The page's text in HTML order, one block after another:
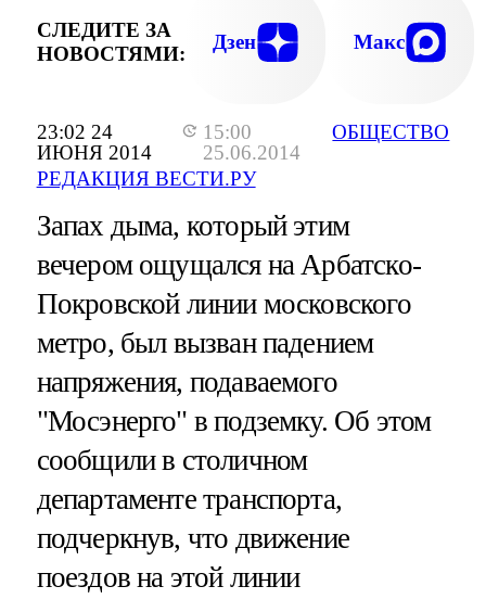
23:02 24
ИЮНЯ 2014
15:00
25.06.2014
РЕДАКЦИЯ ВЕСТИ.РУ
ОБЩЕСТВО
СЛЕДИТЕ ЗА
НОВОСТЯМИ:
Дзен Макс
Запах дыма, который этим
вечером ощущался на Арбатско-
Покровской линии московского
метро, был вызван падением
напряжения, подаваемого
"Мосэнерго" в подземку. Об этом
сообщили в столичном
департаменте транспорта,
подчеркнув, что движение
поездов на этой линии